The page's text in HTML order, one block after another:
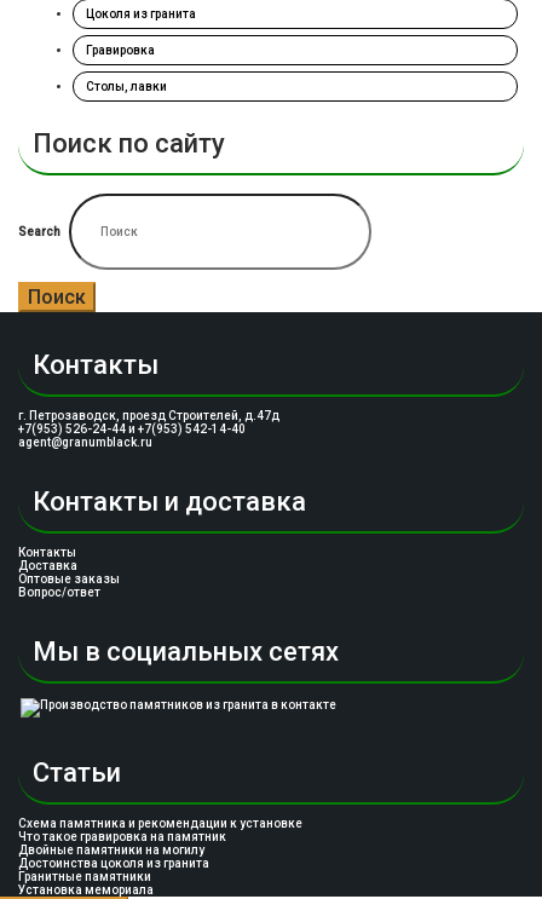
Цоколя из гранита
Гравировка
Столы, лавки
Поиск по сайту
Search
Поиск
Контакты
г. Петрозаводск, проезд Строителей, д.47д
+7(953) 526-24-44 и +7(953) 542-14-40
agent@granumblack.ru
Контакты и доставка
Контакты
Доставка
Оптовые заказы
Вопрос/ответ
Мы в социальных сетях
Статьи
Схема памятника и рекомендации к установке
Что такое гравировка на памятник
Двойные памятники на могилу
Достоинства цоколя из гранита
Гранитные памятники
Установка мемориала